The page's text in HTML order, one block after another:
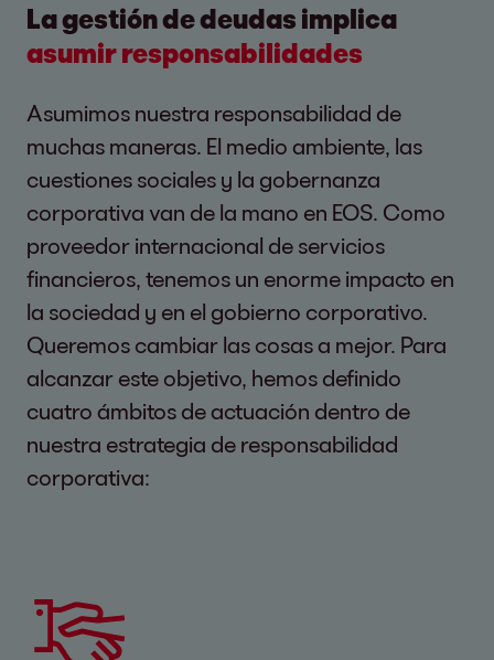
La gestión de deudas implica
asumir responsabilidades
Asumimos nuestra responsabilidad de
muchas maneras. El medio ambiente, las
cuestiones sociales y la gobernanza
corporativa van de la mano en EOS. Como
proveedor internacional de servicios
financieros, tenemos un enorme impacto en
la sociedad y en el gobierno corporativo.
Queremos cambiar las cosas a mejor. Para
alcanzar este objetivo, hemos definido
cuatro ámbitos de actuación dentro de
nuestra estrategia de responsabilidad
corporativa: